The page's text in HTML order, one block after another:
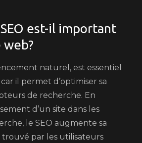
est-il important
naturel, est essentiel
il permet d’optimiser sa
de recherche. En
d’un site dans les
le SEO augmente sa
trouvé par les utilisateurs